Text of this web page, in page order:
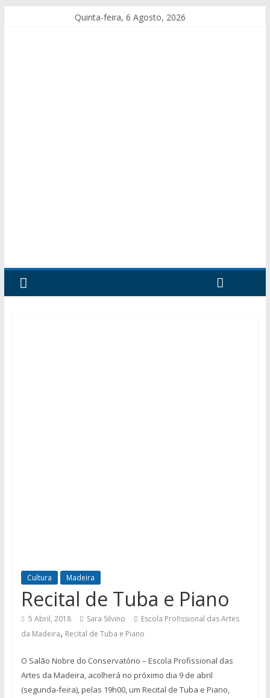
Quinta-feira, 6 Agosto, 2026
Cultura Madeira
Recital de Tuba e Piano
5 Abril, 2018 Sara Silvino
Escola Profissional das Artes
da Madeira, Recital de Tuba e Piano
O Salão Nobre do Conservatório – Escola Profissional das
Artes da Madeira, acolherá no próximo dia 9 de abril
(segunda-feira), pelas 19h00, um Recital de Tuba e Piano,